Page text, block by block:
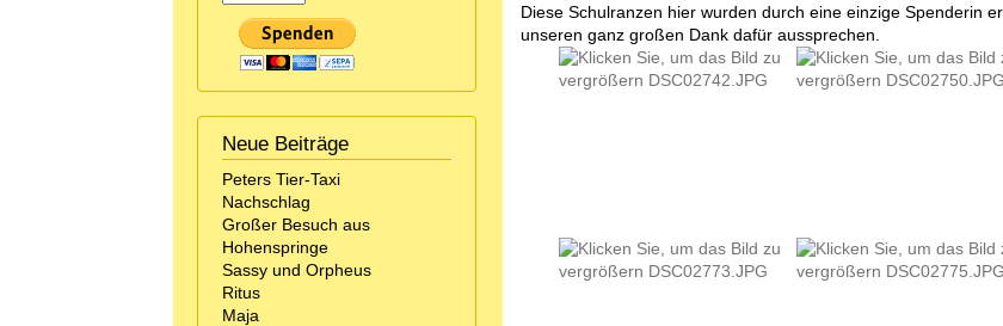
Neue Beiträge
Peters Tier-Taxi
Nachschlag
Großer Besuch aus
Hohenspringe
Sassy und Orpheus
Ritus
Maja
Diese Schulranzen hier wurden durch eine einzige Spenderin
unseren ganz großen Dank dafür aussprechen.